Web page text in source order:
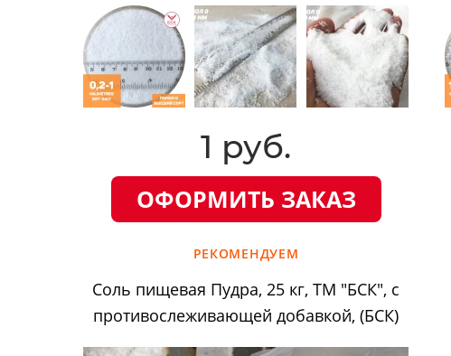
1 руб.
ОФОРМИТЬ ЗАКАЗ
РЕКОМЕНДУЕМ
Соль пищевая Пудра, 25 кг, ТМ "БСК", с
противослеживающей добавкой, (БСК)